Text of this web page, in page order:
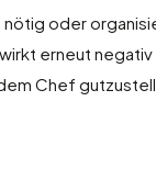
oder
erneut
Chef